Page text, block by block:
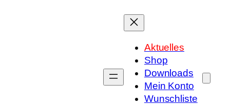
Aktuelles
Shop
Downloads
Mein Konto
Wunschliste